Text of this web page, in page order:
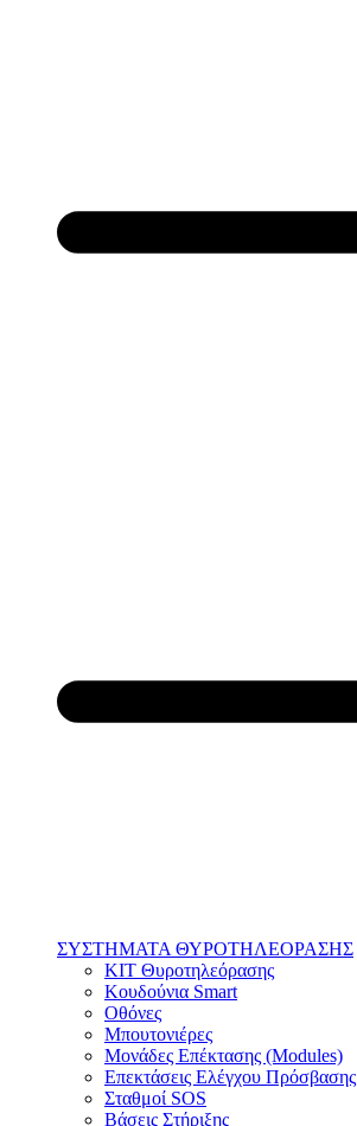
ΣΥΣΤΗΜΑΤΑ ΘΥΡΟΤΗΛΕΟΡΑΣΗΣ
KIT Θυροτηλεόρασης
Κουδούνια Smart
Οθόνες
Μπουτονιέρες
Μονάδες Επέκτασης (Modules)
Επεκτάσεις Ελέγχου Πρόσβασης
Σταθμοί SOS
Βάσεις Στήριξης